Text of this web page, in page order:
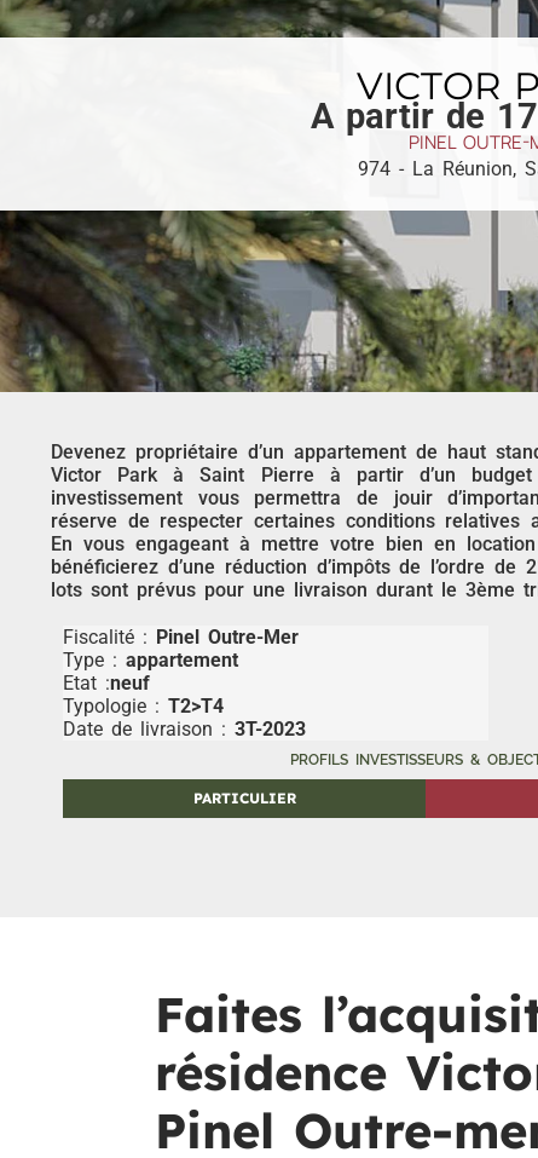
VICTOR
A partir de
PINEL OUTRE-
974 - La Réunion,
Devenez propriétaire d’un appartement de haut
Victor Park à Saint Pierre à partir d’un
investissement vous permettra de jouir
réserve de respecter certaines conditions relatives
En vous engageant à mettre votre bien en
bénéficierez d’une réduction d’impôts de l’ordre de
lots sont prévus pour une livraison durant le 3ème
Fiscalité : Pinel Outre-Mer
Type : appartement
Etat :neuf
Typologie : T2>T4
Date de livraison : 3T-2023
PROFILS INVESTISSEURS &
PARTICULIER
Faites
résidence
Pinel Outre-